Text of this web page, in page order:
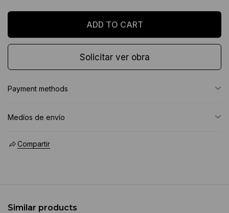
Solicitar ver obra
Payment methods
Medíos de envío
Compartir
Similar products